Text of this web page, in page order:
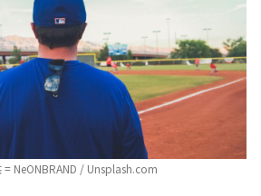
= NeONBRAND / Unsplash.com